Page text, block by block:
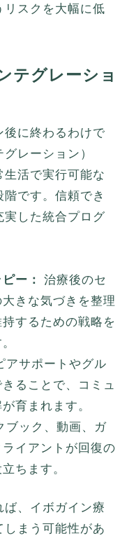
スクを大幅に低
テグレーショ
に終わるわけで
レーション）
活で実行可能な
です。信頼でき
実した統合プログ
ー：
治療後のセ
きな気づきを整理
するための戦略を
アサポートやグル
ることで、コミュ
育まれます。
ブック、動画、ガ
イアントが回復の
ちます。
、イボガイン療
まう可能性があ